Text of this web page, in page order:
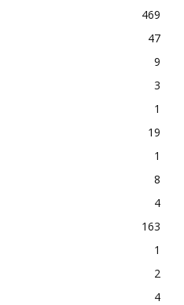
469
47
9
3
1
19
1
8
4
163
1
2
4